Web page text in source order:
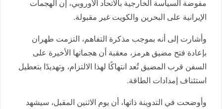
مفوضة السياسة الخارجية بالاتحاد الأوروبي، إن الهجمات
الإيرانية على البحرين والكويت غير مقبولة.
وأشارت إلى أنه بموجب مذكرة التفاهم، التزمت طهران
بإعادة فتح مضيق هرمز، معقبة أن هجماتها الأخيرة على
السفن قرب المضيق تُعد انتهاكًا لهذا الالتزام، وتهديدًا بتعطيل
استئناف إمدادات الطاقة.
وأوضحت في التدوينة ذاتها، أن يوم الاثنين المقبل، سيشهد